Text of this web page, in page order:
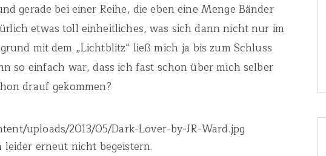
gerade bei einer Reihe, die eben eine Menge Bänder
etwas toll einheitliches, was sich dann nicht nur im
mit dem „Lichtblitz“ ließ mich ja bis zum Schluss
so einfach war, dass ich fast schon über mich selber
drauf gekommen?
erneut nicht begeistern.